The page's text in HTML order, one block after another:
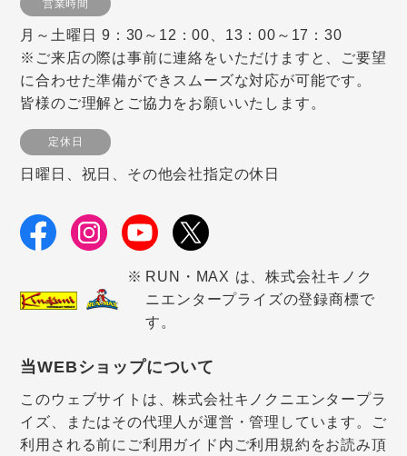
営業時間
月～土曜日 9：30～12：00、13：00～17：30
※ご来店の際は事前に連絡をいただけますと、ご要望
に合わせた準備ができスムーズな対応が可能です。
皆様のご理解とご協力をお願いいたします。
定休日
日曜日、祝日、その他会社指定の休日
RUN・MAX は、株式会社キノク
ニエンタープライズの登録商標で
す。
当WEBショップについて
このウェブサイトは、株式会社キノクニエンタープラ
イズ、またはその代理人が運営・管理しています。ご
利用される前にご利用ガイド内ご利用規約をお読み頂